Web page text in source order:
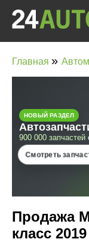
Главная »
Продажа
класс